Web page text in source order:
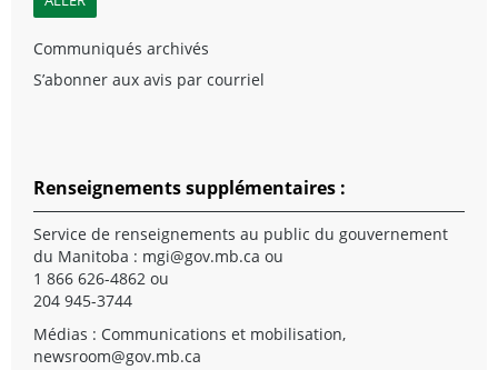
Communiqués archivés
S’abonner aux avis par courriel
Renseignements supplémentaires :
Service de renseignements au public du gouvernement
du Manitoba : mgi@gov.mb.ca ou
1 866 626-4862 ou
204 945-3744
Médias : Communications et mobilisation,
newsroom@gov.mb.ca